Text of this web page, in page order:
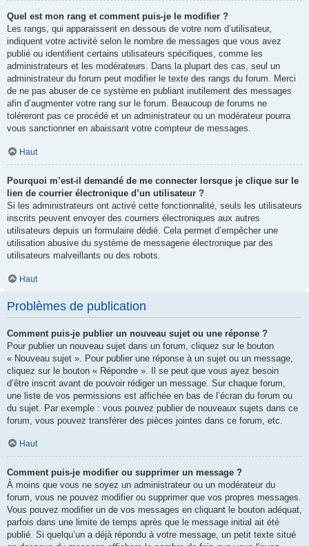
Quel est mon rang et comment puis-je le modifier ?
Les rangs, qui apparaissent en dessous de votre nom d’utilisateur,
indiquent votre activité selon le nombre de messages que vous avez
publié ou identifient certains utilisateurs spécifiques, comme les
administrateurs et les modérateurs. Dans la plupart des cas, seul un
administrateur du forum peut modifier le texte des rangs du forum. Merci
de ne pas abuser de ce système en publiant inutilement des messages
afin d’augmenter votre rang sur le forum. Beaucoup de forums ne
toléreront pas ce procédé et un administrateur ou un modérateur pourra
vous sanctionner en abaissant votre compteur de messages.
Haut
Pourquoi m’est-il demandé de me connecter lorsque je clique sur le
lien de courrier électronique d’un utilisateur ?
Si les administrateurs ont activé cette fonctionnalité, seuls les utilisateurs
inscrits peuvent envoyer des courriers électroniques aux autres
utilisateurs depuis un formulaire dédié. Cela permet d’empêcher une
utilisation abusive du système de messagerie électronique par des
utilisateurs malveillants ou des robots.
Haut
Problèmes de publication
Comment puis-je publier un nouveau sujet ou une réponse ?
Pour publier un nouveau sujet dans un forum, cliquez sur le bouton
« Nouveau sujet ». Pour publier une réponse à un sujet ou un message,
cliquez sur le bouton « Répondre ». Il se peut que vous ayez besoin
d’être inscrit avant de pouvoir rédiger un message. Sur chaque forum,
une liste de vos permissions est affichée en bas de l’écran du forum ou
du sujet. Par exemple : vous pouvez publier de nouveaux sujets dans ce
forum, vous pouvez transférer des pièces jointes dans ce forum, etc.
Haut
Comment puis-je modifier ou supprimer un message ?
À moins que vous ne soyez un administrateur ou un modérateur du
forum, vous ne pouvez modifier ou supprimer que vos propres messages.
Vous pouvez modifier un de vos messages en cliquant le bouton adéquat,
parfois dans une limite de temps après que le message initial ait été
publié. Si quelqu’un a déjà répondu à votre message, un petit texte situé